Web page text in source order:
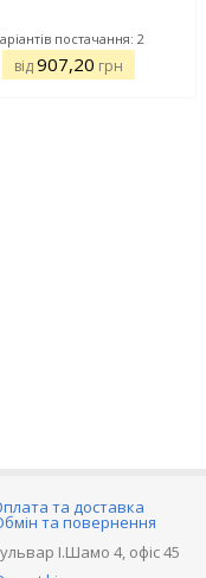
постачання: 2
від907,20 грн
та доставка
та повернення
І.Шамо 4, офіс 45